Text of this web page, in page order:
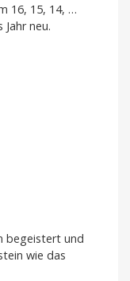
16, 15, 14, …
neu.
begeistert und
wie das